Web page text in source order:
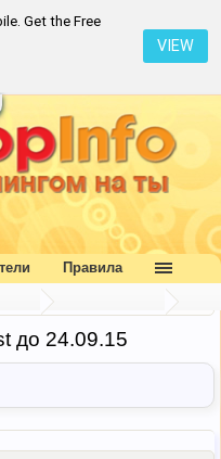
Get the Free
VIEW
до 24.09.15
Правила